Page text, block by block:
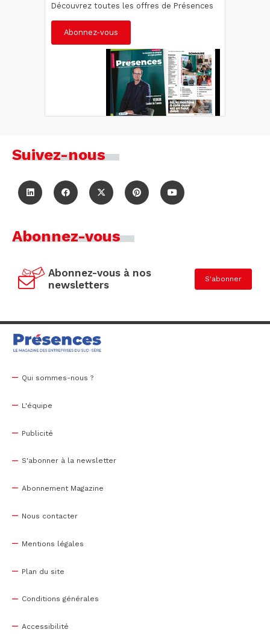
Découvrez toutes les offres de Présences
Abonnez-vous
Suivez-nous
Abonnez-vous
Abonnez-vous à nos
newsletters
S'abonner
Qui sommes-nous ?
L'équipe
Publicité
S'abonner à la newsletter
Abonnement Magazine
Nous contacter
Mentions légales
Plan du site
Conditions générales
Accessibilité